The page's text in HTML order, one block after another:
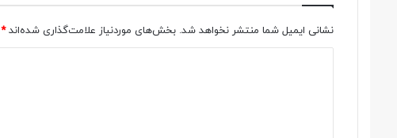
نشانی ایمیل شما منتشر نخواهد شد. بخش‌های موردنیاز علامت‌گذاری شده‌اند*